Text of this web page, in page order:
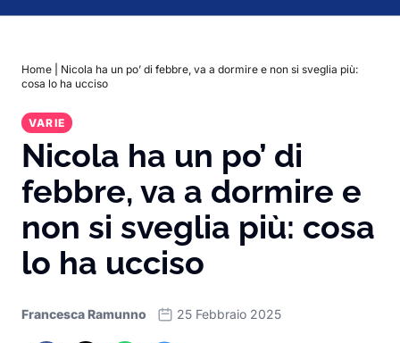
Home
Nicola ha un po’ di febbre, va a dormire e non si sveglia più:
cosa lo ha ucciso
VARIE
Nicola ha un po’ di
febbre, va a dormire e
non si sveglia più: cosa
lo ha ucciso
Francesca Ramunno 25 Febbraio 2025